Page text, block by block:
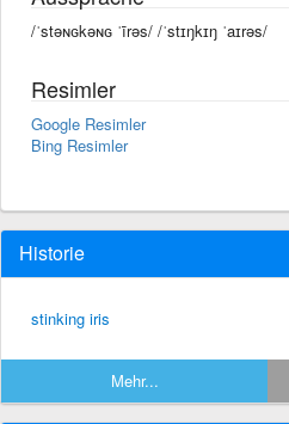
/ˈstəɴɢkəɴɢ ˈīrəs/ /ˈstɪŋkɪŋ ˈaɪrəs/
Resimler
Google Resimler
Bing Resimler
Historie
stinking iris
Mehr...